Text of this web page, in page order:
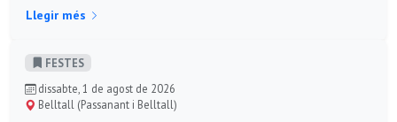
Llegir més
FESTES
dissabte, 1 de agost de 2026
Belltall (Passanant i Belltall)